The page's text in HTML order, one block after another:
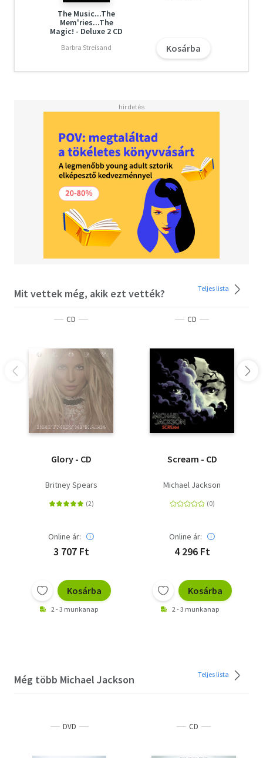
The Music...The
Mem'ries...The
Magic! - Deluxe 2 CD
Barbra Streisand Kosárba
Mit vettek még, akik ezt vették? Teljes lista
CD
Glory - CD
Britney Spears
Online ár:
3 707 Ft
Kosárba
2 - 3 munkanap
CD
Scream - CD
Michael Jackson
Online ár:
4 296 Ft
Kosárba
2 - 3 munkanap
Még több Michael Jackson Teljes lista
DVD CD